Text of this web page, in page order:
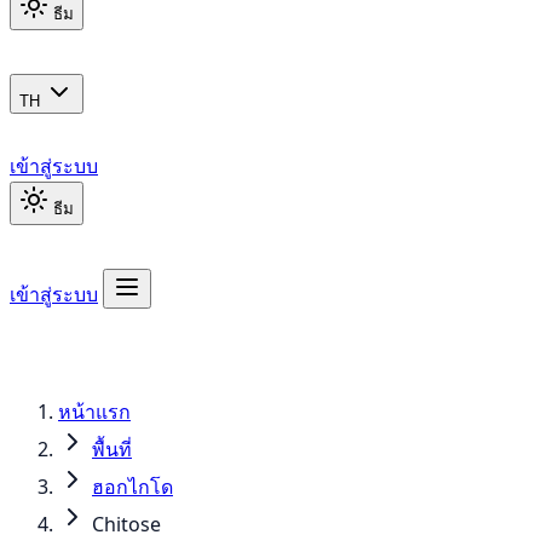
ธีม
TH
เข้าสู่ระบบ
ธีม
เข้าสู่ระบบ
หน้าแรก
พื้นที่
ฮอกไกโด
Chitose